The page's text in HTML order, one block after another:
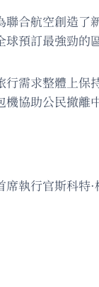
合航空創造
預訂最強勁的
需求整體上
協助公民撤離
執行官斯科特